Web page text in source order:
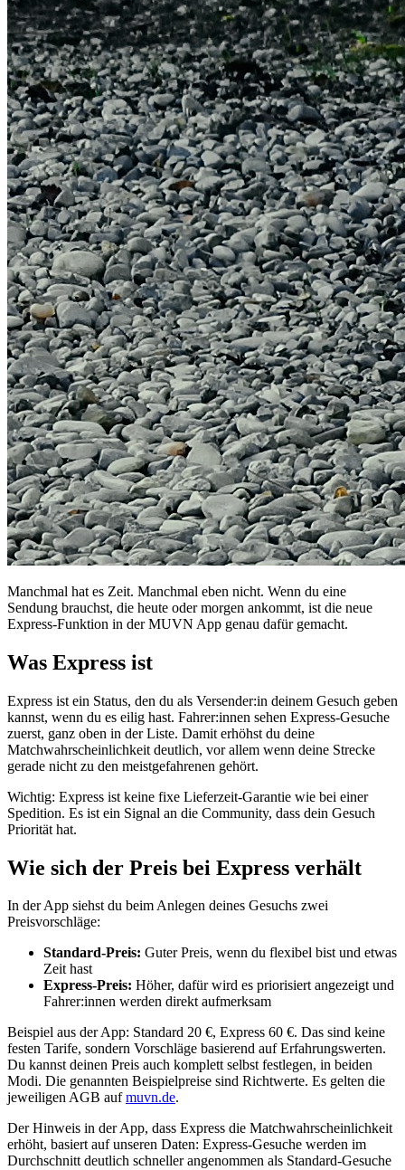
Manchmal hat es Zeit. Manchmal eben nicht. Wenn du eine
Sendung brauchst, die heute oder morgen ankommt, ist die neue
Express-Funktion in der MUVN App genau dafür gemacht.
Was Express ist
Express ist ein Status, den du als Versender:in deinem Gesuch geben
kannst, wenn du es eilig hast. Fahrer:innen sehen Express-Gesuche
zuerst, ganz oben in der Liste. Damit erhöhst du deine
Matchwahrscheinlichkeit deutlich, vor allem wenn deine Strecke
gerade nicht zu den meistgefahrenen gehört.
Wichtig: Express ist keine fixe Lieferzeit-Garantie wie bei einer
Spedition. Es ist ein Signal an die Community, dass dein Gesuch
Priorität hat.
Wie sich der Preis bei Express verhält
In der App siehst du beim Anlegen deines Gesuchs zwei
Preisvorschläge:
Standard-Preis: Guter Preis, wenn du flexibel bist und etwas
Zeit hast
Express-Preis: Höher, dafür wird es priorisiert angezeigt und
Fahrer:innen werden direkt aufmerksam
Beispiel aus der App: Standard 20 €, Express 60 €. Das sind keine
festen Tarife, sondern Vorschläge basierend auf Erfahrungswerten.
Du kannst deinen Preis auch komplett selbst festlegen, in beiden
Modi. Die genannten Beispielpreise sind Richtwerte. Es gelten die
jeweiligen AGB aufmuvn.de.
Der Hinweis in der App, dass Express die Matchwahrscheinlichkeit
erhöht, basiert auf unseren Daten: Express-Gesuche werden im
Durchschnitt deutlich schneller angenommen als Standard-Gesuche